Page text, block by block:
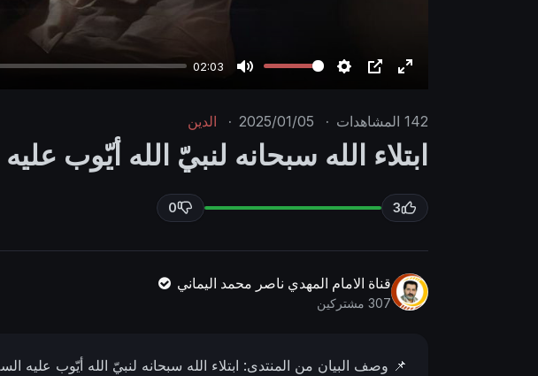
02:03
e
t
n
s
P
e
f
l
l
s
142 المشاهدات ·
2025/01/05
· الدين
ابتلاء الله سبحانه لنبيّ الله أيّوب
3
0
قناة الامام المهدي ناصر محمد اليماني
307 مشتركين
📌 وصف البیان من المنتدى: ابتلاء الله سبحانه لنبيّ الله أيّوب عليه